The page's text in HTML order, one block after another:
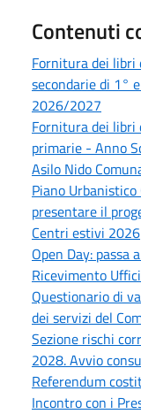
Contenuti
Fornitura dei libri
secondarie di 1°
2026/2027
Fornitura dei libri
primarie - Anno
Asilo Nido
Piano
presentare il
Centri estivi 2026
Open Day: passa
Ricevimento
Questionario di
dei servizi del
Sezione rischi
2028. Avvio
Referendum
Incontro con i